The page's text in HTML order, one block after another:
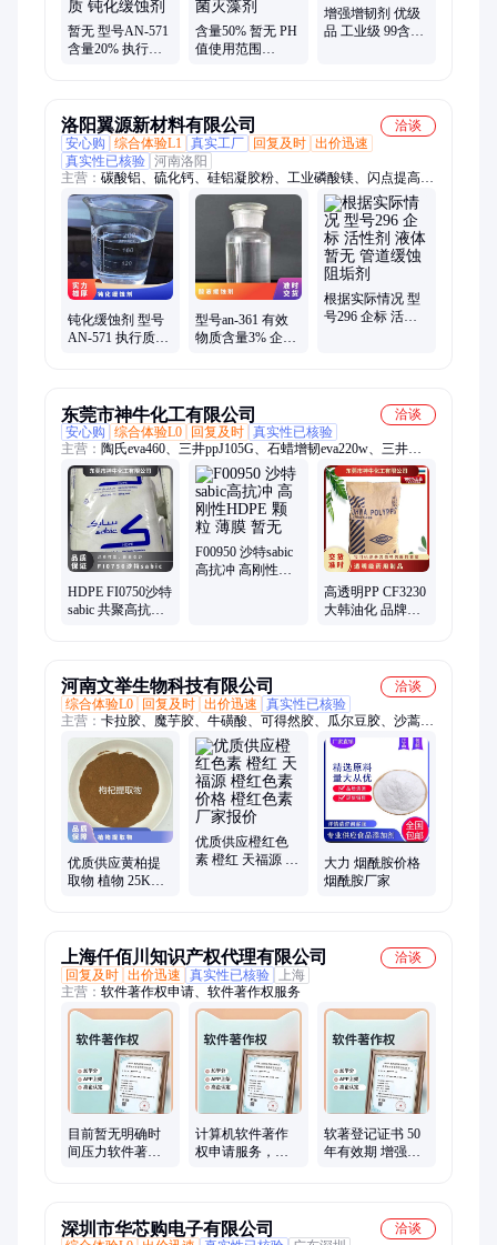
暂无 型号AN-571
含量20% 执行质
含量50% 暂无 PH
值使用范围
增强增韧剂 优级
品 工业级 99含量
洛阳翼源新材料有限公司
洽谈
安心购
综合体验L1 真实工厂 回复及时 出价迅速
真实性已核验 河南洛阳
主营： 碳酸铝、硫化钙、硅铝凝胶粉、工业磷酸镁、闪点提高
剂、表面活性剂、耐火材料、水处理原材料
钝化缓蚀剂 型号
AN-571 执行质量
型号an-361 有效
物质含量3% 企标
根据实际情况 型
号296 企标 活性
东莞市神牛化工有限公司
洽谈
安心购
综合体验L0 回复及时 真实性已核验
主营： 陶氏eva460、三井ppJ105G、石蜡增韧eva220w、三井
eva260、热熔级eva250、普瑞曼ppj105g
HDPE FI0750沙特
sabic 共聚高抗冲
F00950 沙特sabic
高抗冲 高刚性
高透明PP CF3230
大韩油化 品牌经
河南文举生物科技有限公司
洽谈
综合体验L0
回复及时 出价迅速
真实性已核验
主营： 卡拉胶、魔芋胶、牛磺酸、可得然胶、瓜尔豆胶、沙蒿子
胶、海藻酸钠、纳他酶素、食用明胶、聚丙烯酸钠、甲基纤维
素、酪蛋白酸钠、普鲁兰多糖、乳酸链球菌素、食品级黄原胶
优质供应黄柏提
取物 植物 25KG/
优质供应橙红色
素 橙红 天福源 橙
大力 烟酰胺价格
烟酰胺厂家
上海仟佰川知识产权代理有限公司
洽谈
回复及时 出价迅速 真实性已核验
上海
主营： 软件著作权申请、软件著作权服务
目前暂无明确时
间压力软件著作
计算机软件著作
权申请服务，专
软著登记证书 50
年有效期 增强软
深圳市华芯购电子有限公司
洽谈